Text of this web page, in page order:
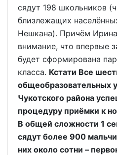
сядут 198 школьников
близлежащих
Нешкана). Причём
внимание, что впервые
будет сформирована
класса. Кстати Все
общеобразовательных
Чукотского района
процедуру приёмки к
В общей сложности 1
сядут более 900
них около сотни –